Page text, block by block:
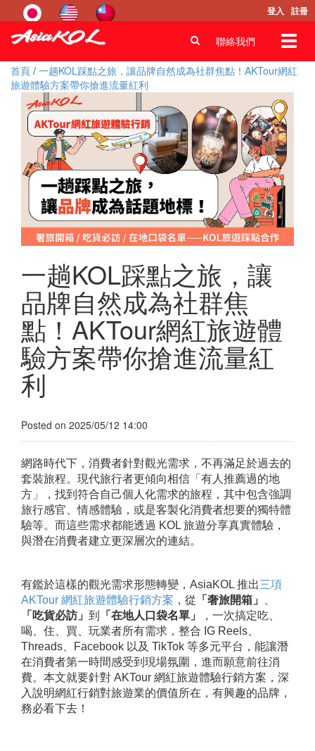
登入 註冊
聯絡我們
首頁 / 一趟KOL踩點之旅，讓品牌自然成為社群焦點！AKTour網紅
旅遊體驗方案帶你搶進流量紅利
一趟KOL踩點之旅，讓
品牌自然成為社群焦
點！AKTour網紅旅遊體
驗方案帶你搶進流量紅
利
Posted on 2025/05/12 14:00
網路時代下，消費者針對觀光需求，不再滿足於過去的
套裝旅程。現代旅行者更傾向相信「有人推薦過的地
方」，找到符合自己個人化需求的旅程，其中包含強調
旅行感官、情感體驗，或是客製化消費者想要的獨特體
驗等。而這些需求都能透過 KOL 旅遊分享真實體驗，
與潛在消費者建立更深層次的連結。
有鑑於這樣的觀光需求形態轉變，AsiaKOL 推出三項
AKTour 網紅旅遊體驗行銷方案 ，從 「奢旅開箱」
「吃貨必訪」 到 「在地人口袋名單」
，一次搞定吃、
喝、住、買、玩業者所有需求，整合 IG Reels、
Threads、Facebook 以及 TikTok 等多元平台，能讓潛
在消費者第一時間感受到現場氛圍，進而願意前往消
費。本文就要針對 AKTour 網紅旅遊體驗行銷方案，深
入說明網紅行銷對旅遊業的價值所在，有興趣的品牌，
務必看下去！